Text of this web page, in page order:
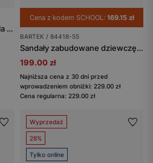
Sandały BARTEK 11414007, dla dziewcząt, jasny róż
Cena z kodem SCHOOL: 169.15 zł
BARTEK / 84418-55
Sandały zabudowane dziewczęce z dwoiny foliowanej z aplikacją w kwiatki BARTEK 84418-55
199.00 zł
Najniższa cena z 30 dni przed
wprowadzeniem obniżki: 229.00 zł
Cena regularna: 229.00 zł
Wyprzedaż
28%
Tylko online